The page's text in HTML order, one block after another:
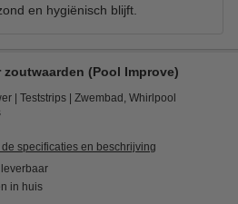
en hygiënisch blijft.
(Pool Improve)
Teststrips
Zwembad, Whirlpool
de specificaties en beschrijving
leverbaar
in huis